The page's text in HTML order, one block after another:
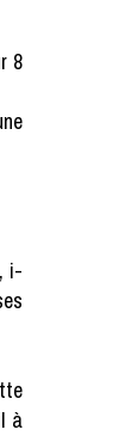
8
i-
à